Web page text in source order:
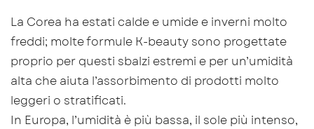
La Corea ha estati calde e umide e inverni molto
freddi; molte formule K-beauty sono progettate
proprio per questi sbalzi estremi e per un’umidità
alta che aiuta l’assorbimento di prodotti molto
leggeri o stratificati.
In Europa, l’umidità è più bassa, il sole più intenso,